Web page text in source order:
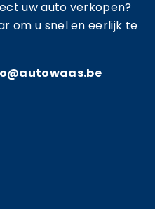
uw auto verkopen?
om u snel en eerlijk te